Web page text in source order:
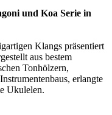
und Koa Serie in
Klangs präsentiert
aus bestem
Tonhölzern,
erlangte
Ukulelen.